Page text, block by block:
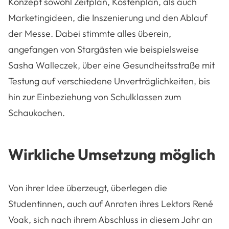
Marketingideen, die Inszenierung und den Ablauf
der Messe. Dabei stimmte alles überein,
angefangen von Stargästen wie beispielsweise
Sasha Walleczek, über eine Gesundheitsstraße mit
Testung auf verschiedene Unverträglichkeiten, bis
hin zur Einbeziehung von Schulklassen zum
Schaukochen.
Wirkliche Umsetzung möglich
Von ihrer Idee überzeugt, überlegen die
Studentinnen, auch auf Anraten ihres Lektors René
Voak, sich nach ihrem Abschluss in diesem Jahr an